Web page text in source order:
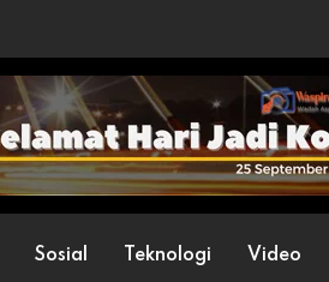
Sosial Teknologi Video